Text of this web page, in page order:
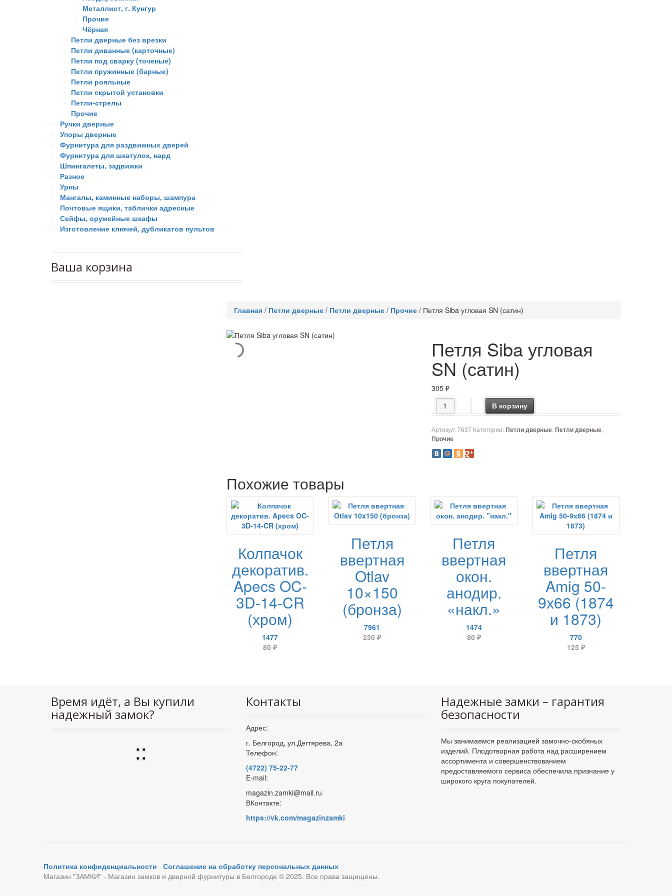
Металлист, г. Кунгур
Прочие
Чёрная
Петли дверные без врезки
Петли диванные (карточные)
Петли под сварку (точеные)
Петли пружинные (барные)
Петли рояльные
Петли скрытой установки
Петли-стрелы
Прочие
Ручки дверные
Упоры дверные
Фурнитура для раздвижных дверей
Фурнитура для шкатулок, нард
Шпингалеты, задвижки
Разное
Урны
Мангалы, каминные наборы, шампура
Почтовые ящики, таблички адресные
Сейфы, оружейные шкафы
Изготовление ключей, дубликатов пультов
Ваша корзина
Главная / Петли дверные / Петли дверные / Прочие / Петля Siba угловая SN (сатин)
Петля Siba угловая
SN (сатин)
305₽
Количество товара Петля Siba угловая SN (сатин)
В корзину
Артикул:7637 Категории:Петли дверные,Петли дверные,
Прочие
Похожие товары
Колпачок
декоратив.
Apecs OC-
3D-14-CR
(хром)
1477
80₽
Петля
ввертная
Otlav
10×150
(бронза)
7961
230 ₽
Петля
ввертная
окон.
анодир.
«накл.»
1474
80 ₽
Петля
ввертная
Amig 50-
9х66 (1874
и 1873)
770
125 ₽
Время идёт, а Вы купили
надежный замок?
::
Контакты
Адрес:
г. Белгород, ул.Дегтярева, 2а
Телефон:
(4722) 75-22-77
E-mail:
magazin.zamki@mail.ru
ВКонтакте:
https://vk.com/magazinzamki
Надежные замки – гарантия
безопасности
Мы занимаемся реализацией замочно-скобяных
изделий. Плодотворная работа над расширением
ассортимента и совершенствованием
предоставляемого сервиса обеспечила признание у
широкого круга покупателей.
Политика конфиденциальности · Соглашение на обработку персональных данных
Магазин "ЗАМКИ" - Магазин замков и дверной фурнитуры в Белгороде © 2025. Все права защищены.